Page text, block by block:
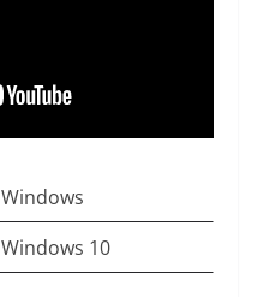
Windows
Windows 10